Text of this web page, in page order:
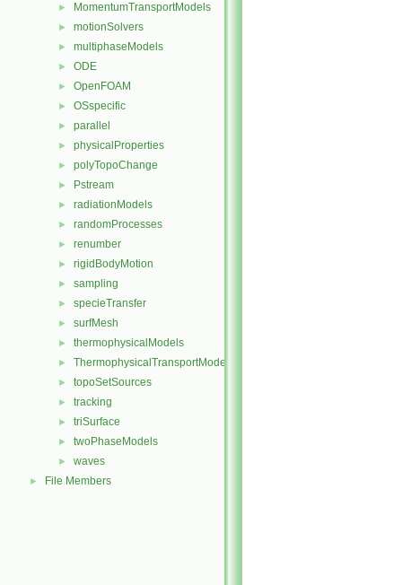
► MomentumTransportModels
► motionSolvers
► multiphaseModels
► ODE
► OpenFOAM
► OSspecific
► parallel
► physicalProperties
► polyTopoChange
► Pstream
► radiationModels
► randomProcesses
► renumber
► rigidBodyMotion
► sampling
► specieTransfer
► surfMesh
► thermophysicalModels
► ThermophysicalTransportModels
► topoSetSources
► tracking
► triSurface
► twoPhaseModels
► waves
► File Members